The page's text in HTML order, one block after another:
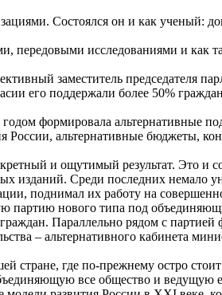
Состоялся он и как ученый:
исследованиями и как
заместитель председателя
его поддержали более 50%
формировала альтернативные
альтернативные бюджеты,
и ощутимый результат. Это и
изданий. Среди последних
поднимал их работу на
партию нового типа под
Параллельно рядом с
– альтернативного кабинета
где по-прежнему остро
все общество и